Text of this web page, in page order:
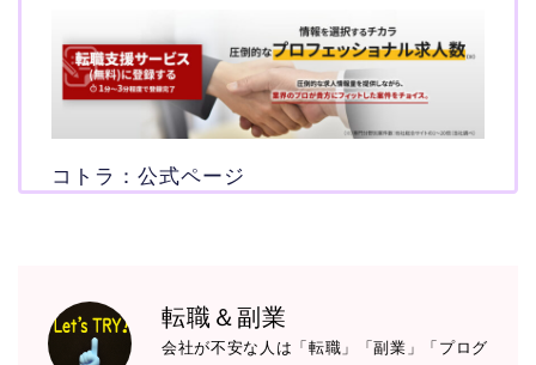
コトラ：公式ページ
転職＆副業
会社が不安な人は「転職」「副業」「プログ